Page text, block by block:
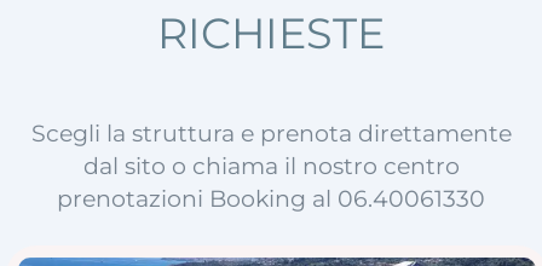
RICHIESTE
Scegli la struttura e prenota direttamente
dal sito o chiama il nostro centro
prenotazioni Booking al 06.40061330